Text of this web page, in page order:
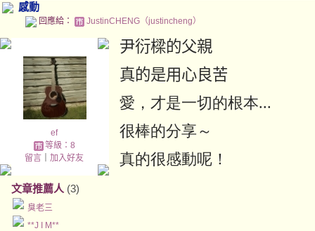
感動
回應給： JustinCHENG（justincheng）
ef
等級：8
留言 ｜加入好友
文章推薦人 (3)
臭老三
**J I M**
尹衍樑的父親
真的是用心良苦
愛，才是一切的根本...
很棒的分享～
真的很感動呢！